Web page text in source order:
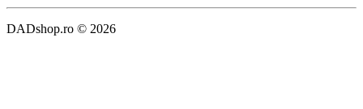
DADshop.ro © 2026